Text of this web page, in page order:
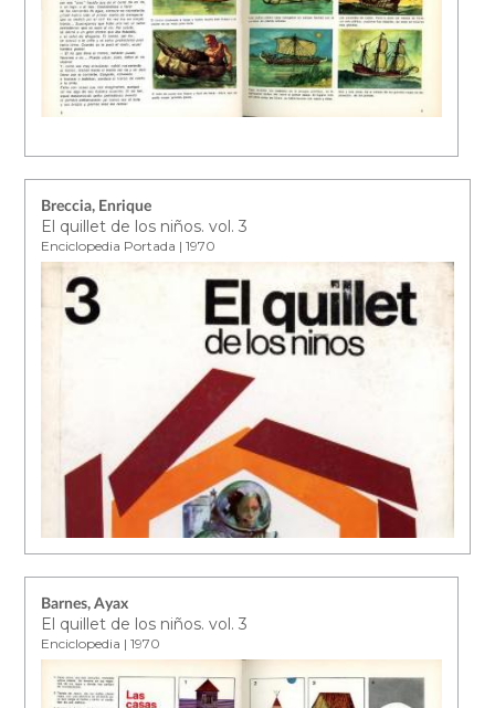
Breccia, Enrique
El quillet de los niños. vol. 3
Enciclopedia Portada | 1970
Barnes, Ayax
El quillet de los niños. vol. 3
Enciclopedia | 1970